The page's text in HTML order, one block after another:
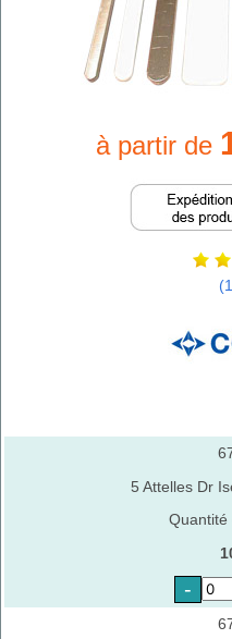
à partir de
5 Attelles Dr
Quantité
-